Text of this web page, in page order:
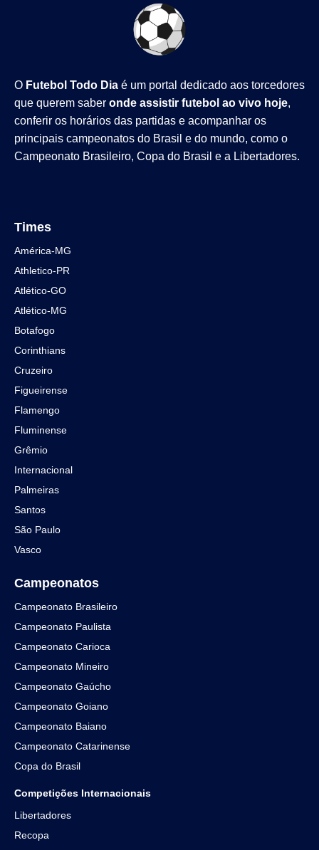
O Futebol Todo Dia é um portal dedicado aos torcedores
que querem saber onde assistir futebol ao vivo hoje,
conferir os horários das partidas e acompanhar os
principais campeonatos do Brasil e do mundo, como o
Campeonato Brasileiro, Copa do Brasil e a Libertadores.
Times
América-MG
Athletico-PR
Atlético-GO
Atlético-MG
Botafogo
Corinthians
Cruzeiro
Figueirense
Flamengo
Fluminense
Grêmio
Internacional
Palmeiras
Santos
São Paulo
Vasco
Campeonatos
Campeonato Brasileiro
Campeonato Paulista
Campeonato Carioca
Campeonato Mineiro
Campeonato Gaúcho
Campeonato Goiano
Campeonato Baiano
Campeonato Catarinense
Copa do Brasil
Competições Internacionais
Libertadores
Recopa